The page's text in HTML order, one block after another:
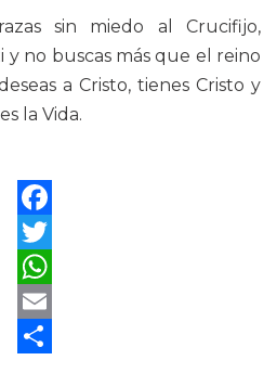
sin miedo al Crucifijo,
no buscas más que el reino
a Cristo, tienes Cristo y
la Vida.
Facebook
Twitter
WhatsApp
Email